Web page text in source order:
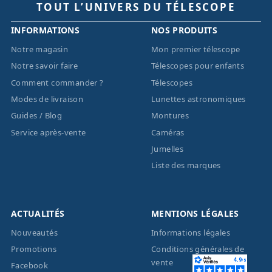
TOUT L’UNIVERS DU TÉLESCOPE
INFORMATIONS
Notre magasin
Notre savoir faire
Comment commander ?
Modes de livraison
Guides / Blog
Service après-vente
NOS PRODUITS
Mon premier télescope
Télescopes pour enfants
Télescopes
Lunettes astronomiques
Montures
Caméras
Jumelles
Liste des marques
ACTUALITÉS
Nouveautés
Promotions
Facebook
MENTIONS LÉGALES
Informations légales
Conditions générales de
vente